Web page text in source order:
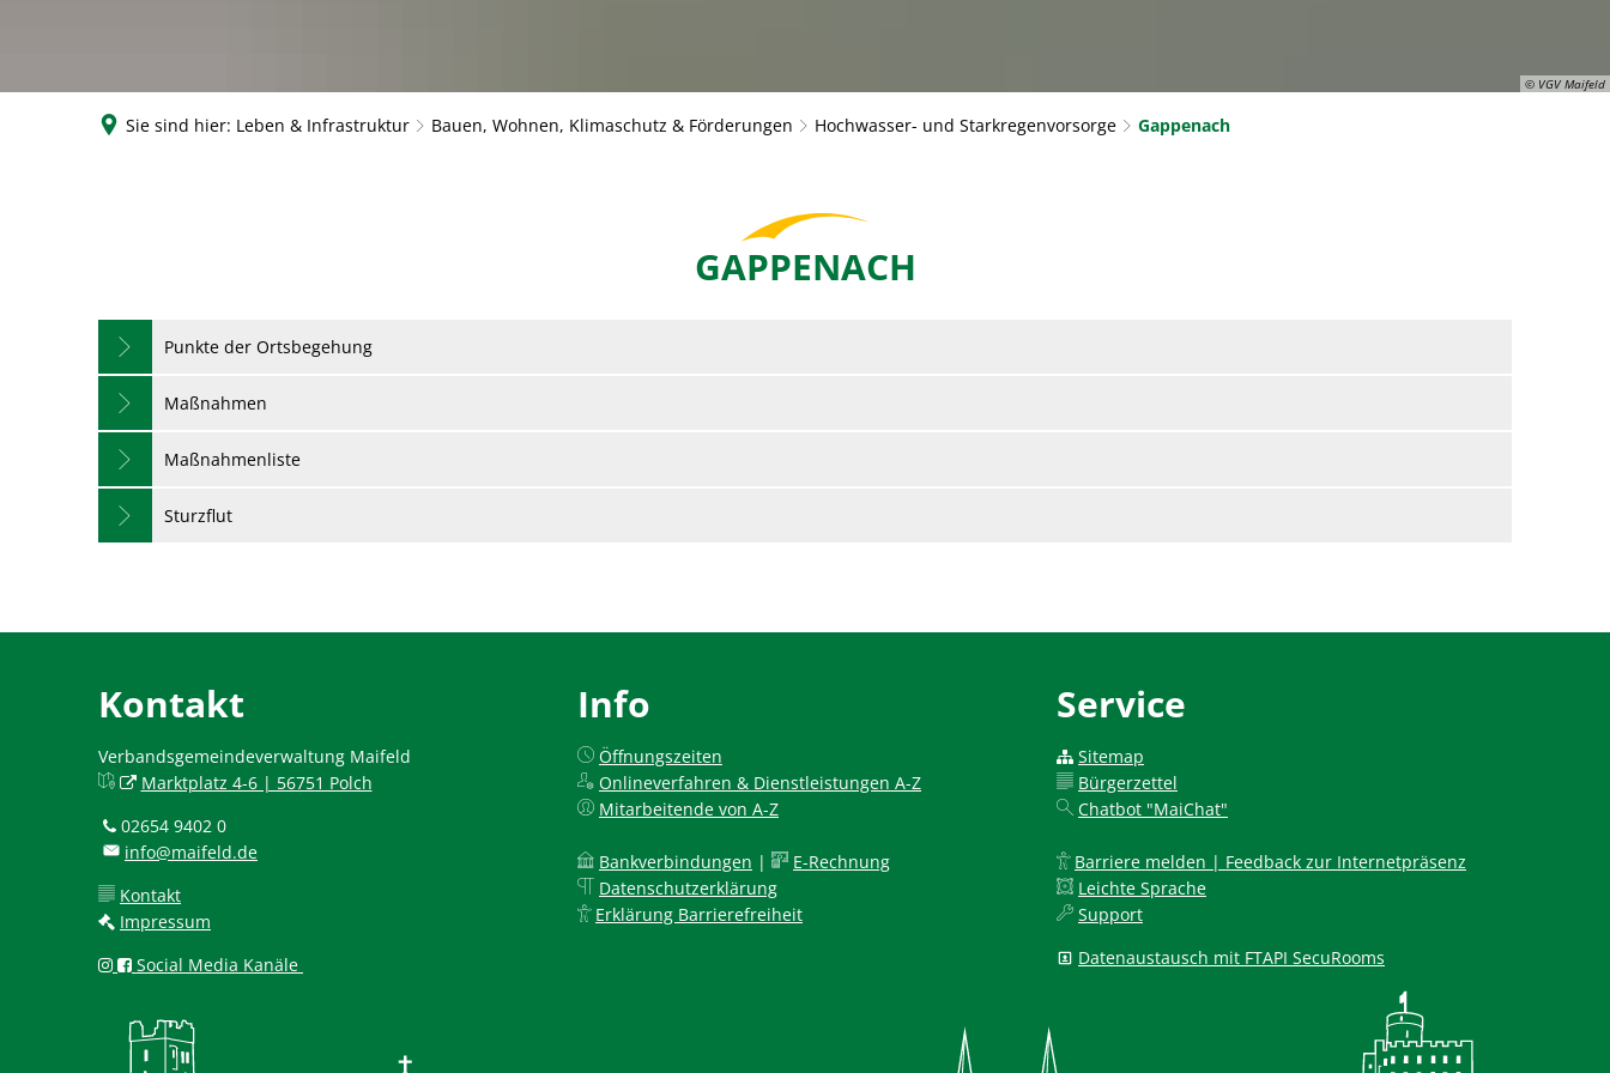
© VGV Maifeld
Sie sind hier: Leben & Infrastruktur Bauen, Wohnen, Klimaschutz & Förderungen Hochwasser- und Starkregenvorsorge Gappenach
GAPPENACH
Punkte der Ortsbegehung
Maßnahmen
Maßnahmenliste
Sturzflut
Kontakt
Verbandsgemeindeverwaltung Maifeld
Marktplatz 4-6 | 56751 Polch
02654 9402 0
info@maifeld.de
Kontakt
Impressum
Social Media Kanäle
Info
Öffnungszeiten
Onlineverfahren & Dienstleistungen A-Z
Mitarbeitende von A-Z
Bankverbindungen |
E-Rechnung
Datenschutzerklärung
Erklärung Barrierefreiheit
Service
Sitemap
Bürgerzettel
Chatbot "MaiChat"
Barriere melden | Feedback zur Internetpräsenz
Leichte Sprache
Support
Datenaustausch mit FTAPI SecuRooms